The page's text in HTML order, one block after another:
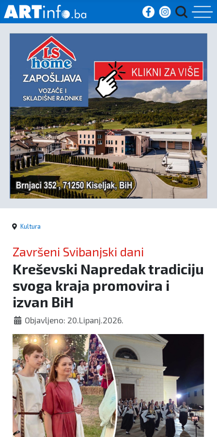
Početna
Vijesti
Sport
Kultura
Crna
kronika
Politika
Kultura
Završeni Svibanjski dani
Kreševski Napredak tradiciju
svoga kraja promovira i
izvan BiH
Objavljeno: 20.Lipanj.2026.